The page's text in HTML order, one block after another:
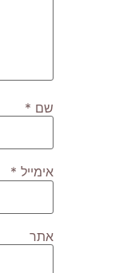
שם *
אימייל *
אתר